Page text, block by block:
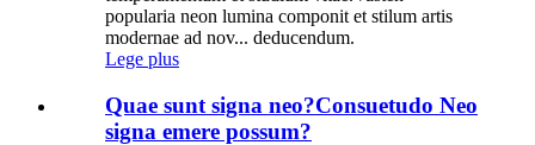
popularia neon lumina componit et stilum artis
modernae ad nov... deducendum.
Lege plus
Quae sunt signa neo?Consuetudo Neo
signa emere possum?